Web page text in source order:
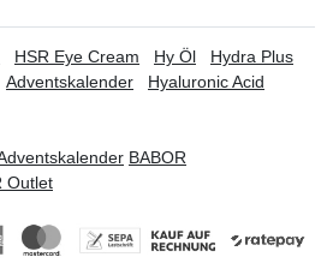
HSR Eye Cream Hy Öl
Hydra Plus
Adventskalender
Hyaluronic Acid
BABOR
Outlet